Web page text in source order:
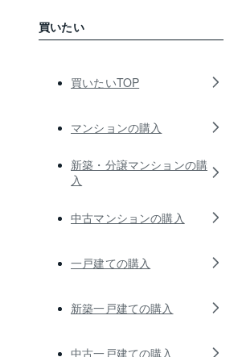
買いたい
買いたいTOP
マンションの購入
新築・分譲マンションの購
入
中古マンションの購入
一戸建ての購入
新築一戸建ての購入
中古一戸建ての購入